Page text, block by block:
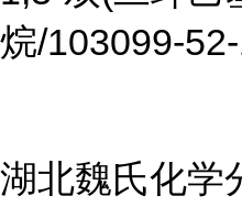
烷/103099-
湖北魏氏化